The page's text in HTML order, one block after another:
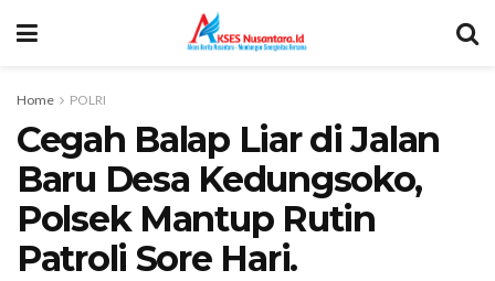
Home POLRI
Cegah Balap Liar di Jalan
Baru Desa Kedungsoko,
Polsek Mantup Rutin
Patroli Sore Hari.